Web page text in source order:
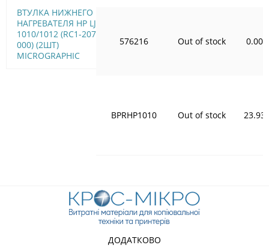
ВТУЛКА НИЖНЕГО ВАЛА
НАГРЕВАТЕЛЯ HP LJ
1010/1012 (RC1-2079-
000) (2ШТ)
MICROGRAPHIC
576216 Out of stock 0.00
BPRHP1010 Out of stock 23.93
ДОДАТКОВО